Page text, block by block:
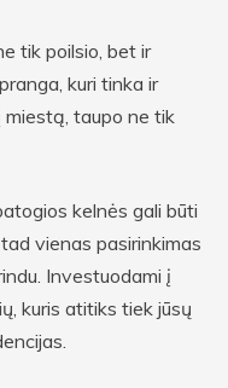
tik poilsio, bet ir
kuri tinka ir
miestą, taupo ne tik
kelnės gali būti
vienas pasirinkimas
Investuodami į
kuris atitiks tiek jūsų